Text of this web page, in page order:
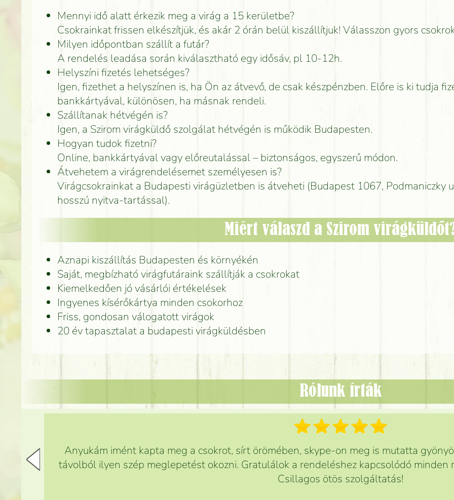
Mennyi idő alatt érkezik meg a virág a 15 kerületbe?
Csokrainkat frissen elkészítjük, és akár 2 órán belül kiszállítjuk! Válasszon gyors
Milyen időpontban szállít a futár?
A rendelés leadása során kiválasztható egy idősáv, pl 10-12h.
Helyszíni fizetés lehetséges?
Igen, fizethet a helyszínen is, ha Ön az átvevő, de csak készpénzben. Előre is ki tudja
bankkártyával, különösen, ha másnak rendeli.
Szállítanak hétvégén is?
Igen, a Szirom virágküldő szolgálat hétvégén is működik Budapesten.
Hogyan tudok fizetni?
Online, bankkártyával vagy előreutalással – biztonságos, egyszerű módon.
Átvehetem a virágrendelésemet személyesen is?
Virágcsokrainkat a Budapesti virágüzletben is átveheti (Budapest 1067, Podmaniczky
hosszú nyitva-tartással).
Miért válaszd a Szirom
Aznapi kiszállítás Budapesten és környékén
Saját, megbízható virágfutáraink szállítják a csokrokat
Kiemelkedően jó vásárlói értékelések
Ingyenes kísérőkártya minden csokorhoz
Friss, gondosan válogatott virágok
20 év tapasztalat a budapesti virágküldésben
Rólunk írták
Anyukám imént kapta meg a csokrot, sírt örömében, skype-on meg is mutatta
távolból ilyen szép meglepetést okozni. Gratulálok a rendeléshez kapcsolódó minden
Csillagos ötös szolgáltatás!